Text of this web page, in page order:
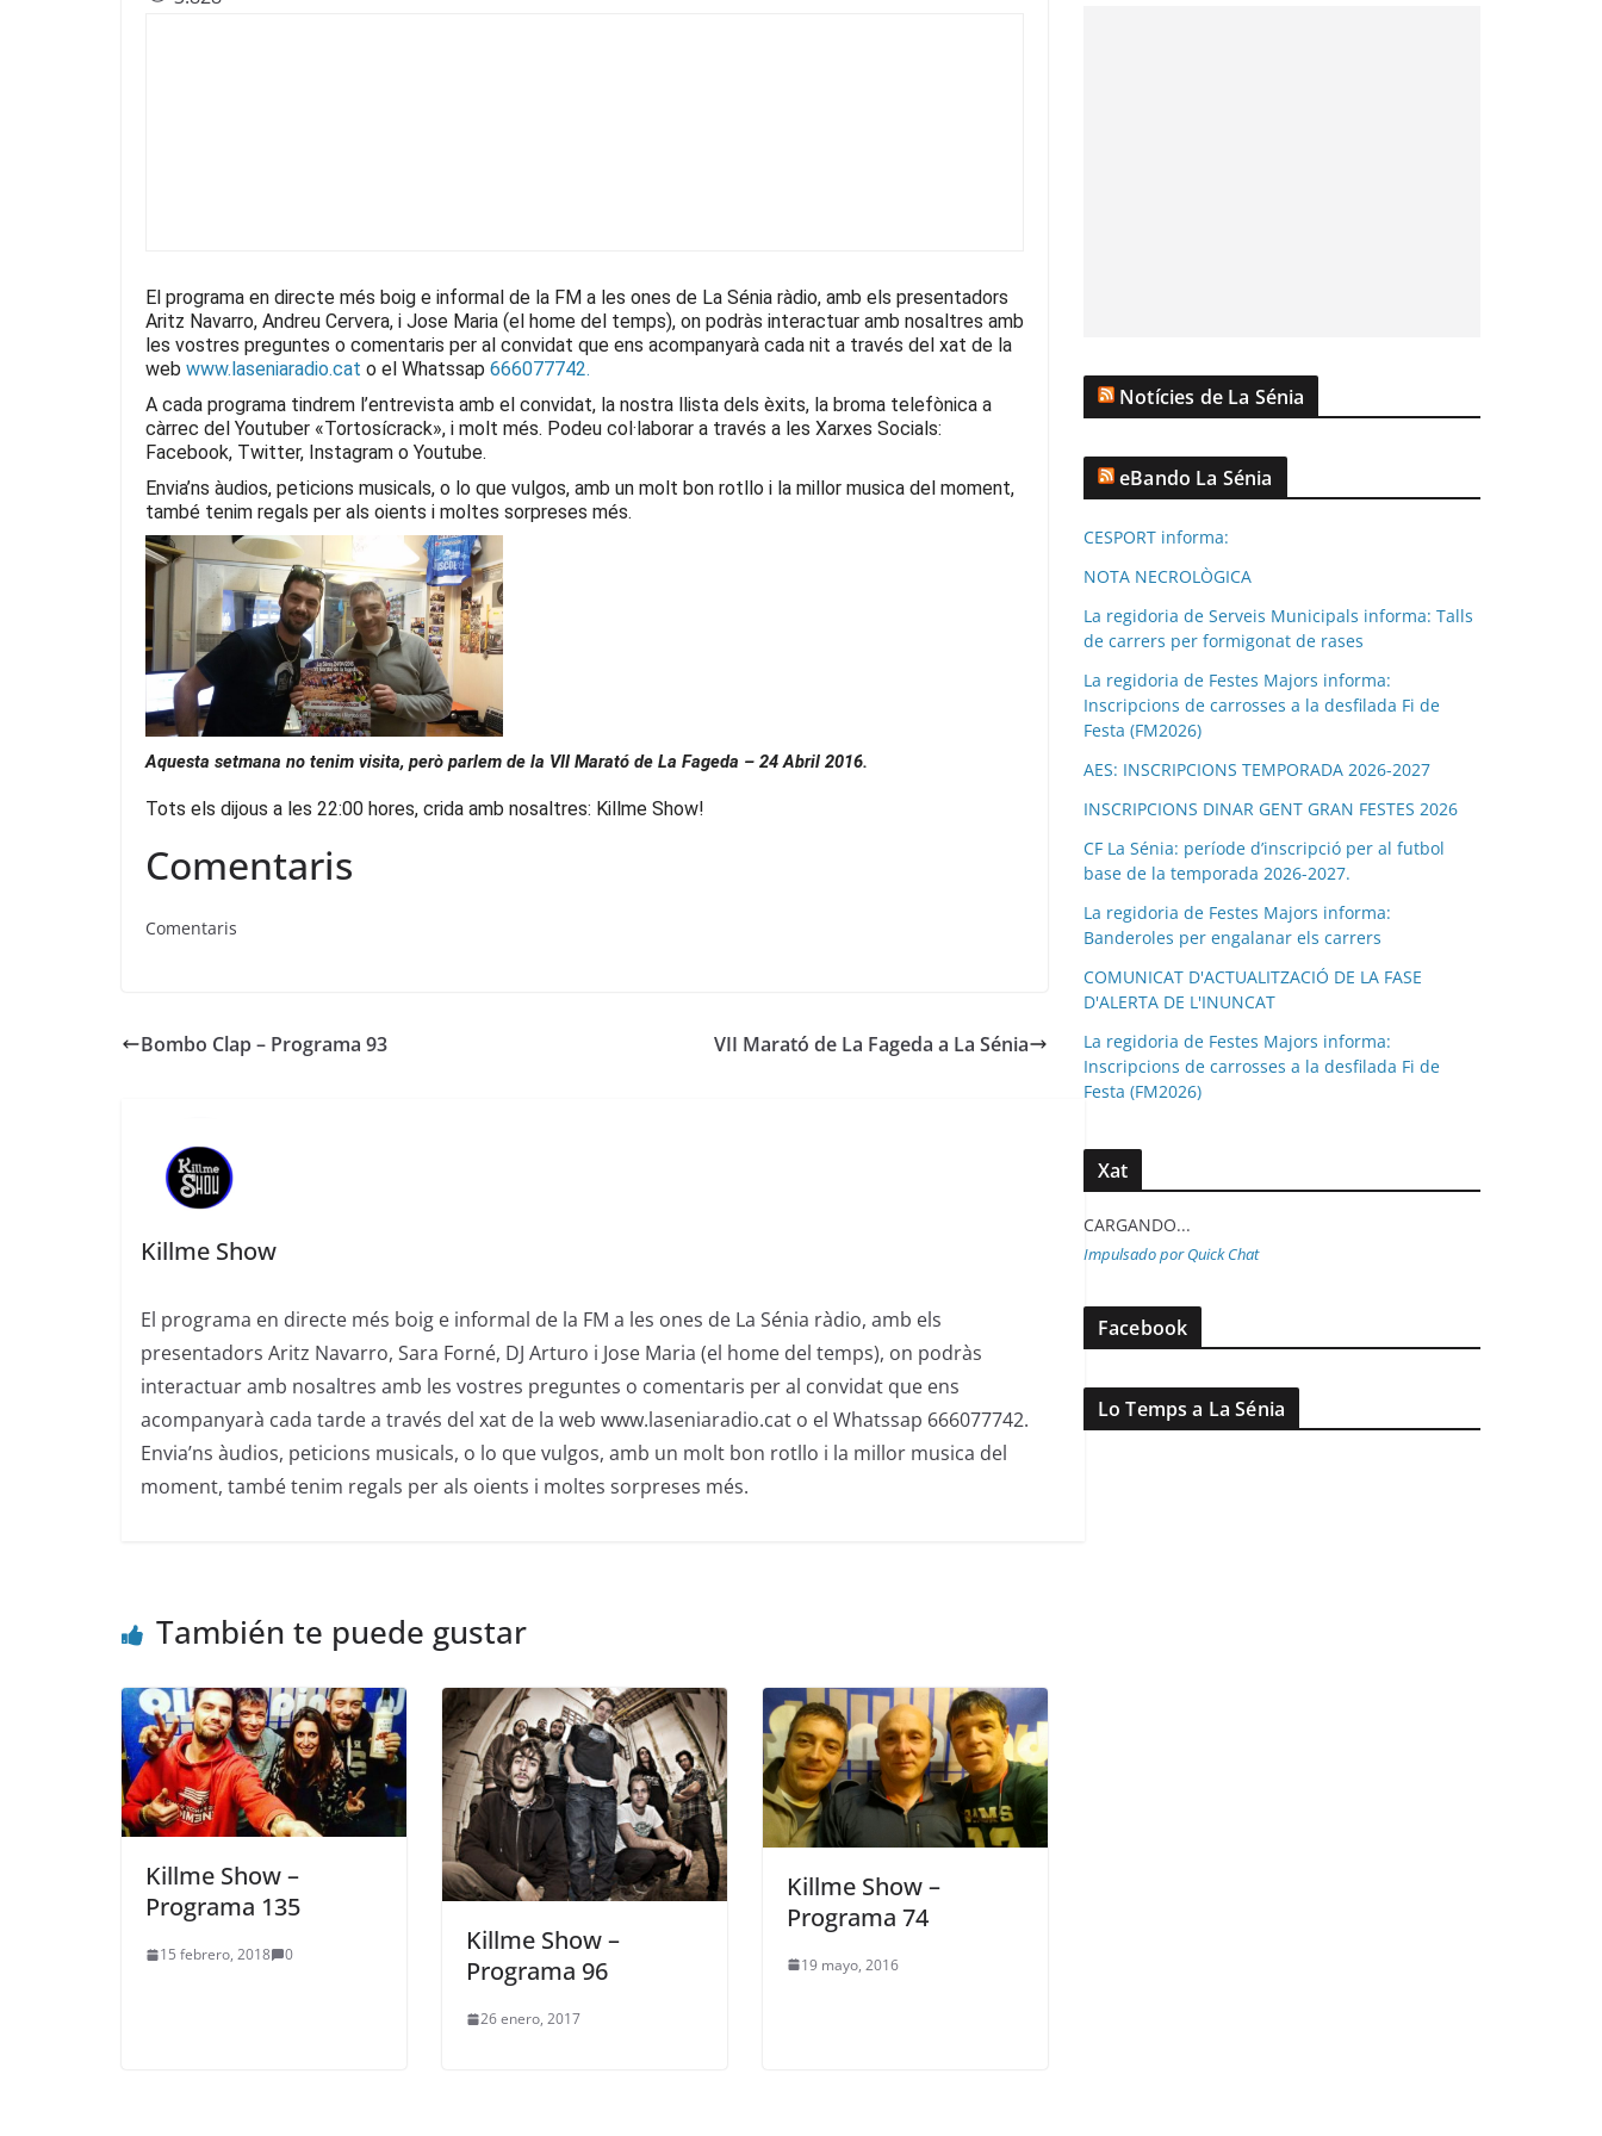
c
El programa en directe més boig e informal de la FM a les ones de La Sénia ràdio, amb els presentadors
Aritz Navarro, Andreu Cervera, i Jose Maria (el home del temps), on podràs interactuar amb nosaltres amb
les vostres preguntes o comentaris per al convidat que ens acompanyarà cada nit a través del xat de la
web www.laseniaradio.cat o el Whatssap 666077742.
A cada programa tindrem l’entrevista amb el convidat, la nostra llista dels èxits, la broma telefònica a
càrrec del Youtuber «Tortosícrack», i molt més. Podeu col·laborar a través a les Xarxes Socials:
Facebook, Twitter, Instagram o Youtube.
Envia’ns àudios, peticions musicals, o lo que vulgos, amb un molt bon rotllo i la millor musica del moment,
també tenim regals per als oients i moltes sorpreses més.
Aquesta setmana no tenim visita, però parlem de la VII Marató de La Fageda – 24 Abril 2016.
Tots els dijous a les 22:00 hores, crida amb nosaltres: Killme Show!
Comentaris
Comentaris
Bombo Clap – Programa 93 VII Marató de La Fageda a La Sénia
Killme Show
El programa en directe més boig e informal de la FM a les ones de La Sénia ràdio, amb els
presentadors Aritz Navarro, Sara Forné, DJ Arturo i Jose Maria (el home del temps), on podràs
interactuar amb nosaltres amb les vostres preguntes o comentaris per al convidat que ens
acompanyarà cada tarde a través del xat de la web www.laseniaradio.cat o el Whatssap 666077742.
Envia’ns àudios, peticions musicals, o lo que vulgos, amb un molt bon rotllo i la millor musica del
moment, també tenim regals per als oients i moltes sorpreses més.
También te puede gustar
Killme Show –
Programa 135
15 febrero, 2018 0
Killme Show –
Programa 96
26 enero, 2017
Killme Show –
Programa 74
19 mayo, 2016
Notícies de La Sénia
eBando La Sénia
CESPORT informa:
NOTA NECROLÒGICA
La regidoria de Serveis Municipals informa: Talls
de carrers per formigonat de rases
La regidoria de Festes Majors informa:
Inscripcions de carrosses a la desfilada Fi de
Festa (FM2026)
AES: INSCRIPCIONS TEMPORADA 2026-2027
INSCRIPCIONS DINAR GENT GRAN FESTES 2026
CF La Sénia: període d’inscripció per al futbol
base de la temporada 2026-2027.
La regidoria de Festes Majors informa:
Banderoles per engalanar els carrers
COMUNICAT D'ACTUALITZACIÓ DE LA FASE
D'ALERTA DE L'INUNCAT
La regidoria de Festes Majors informa:
Inscripcions de carrosses a la desfilada Fi de
Festa (FM2026)
Xat
CARGANDO...
Impulsado por Quick Chat
Facebook
Lo Temps a La Sénia